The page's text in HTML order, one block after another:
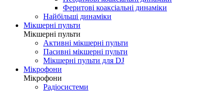
Феритові коаксіальні динаміки
Найбільші динаміки
Мікшерні пульти
Мікшерні пульти
Активні мікшерні пульти
Пасивні мікшерні пульти
Мікшерні пульти для DJ
Мікрофони
Мікрофони
Радіосистеми